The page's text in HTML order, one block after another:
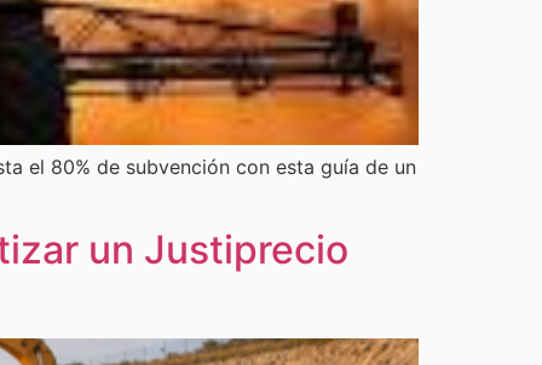
el 80% de subvención con esta guía de un
un Justiprecio